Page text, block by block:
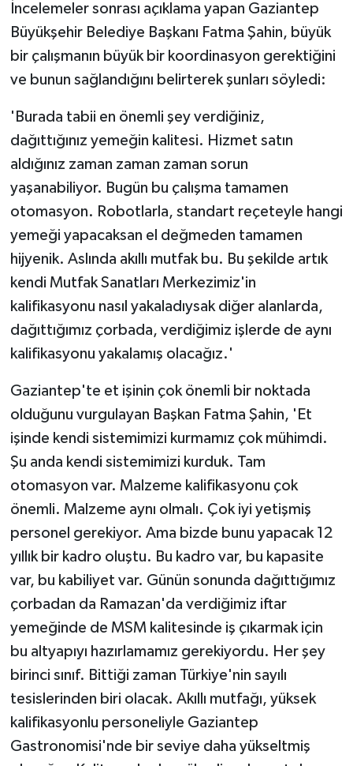
İncelemeler sonrası açıklama yapan Gaziantep
Büyükşehir Belediye Başkanı Fatma Şahin, büyük
bir çalışmanın büyük bir koordinasyon gerektiğini
ve bunun sağlandığını belirterek şunları söyledi:
'Burada tabii en önemli şey verdiğiniz,
dağıttığınız yemeğin kalitesi. Hizmet satın
aldığınız zaman zaman zaman sorun
yaşanabiliyor. Bugün bu çalışma tamamen
otomasyon. Robotlarla, standart reçeteyle hangi
yemeği yapacaksan el değmeden tamamen
hijyenik. Aslında akıllı mutfak bu. Bu şekilde artık
kendi Mutfak Sanatları Merkezimiz'in
kalifikasyonu nasıl yakaladıysak diğer alanlarda,
dağıttığımız çorbada, verdiğimiz işlerde de aynı
kalifikasyonu yakalamış olacağız.'
Gaziantep'te et işinin çok önemli bir noktada
olduğunu vurgulayan Başkan Fatma Şahin, 'Et
işinde kendi sistemimizi kurmamız çok mühimdi.
Şu anda kendi sistemimizi kurduk. Tam
otomasyon var. Malzeme kalifikasyonu çok
önemli. Malzeme aynı olmalı. Çok iyi yetişmiş
personel gerekiyor. Ama bizde bunu yapacak 12
yıllık bir kadro oluştu. Bu kadro var, bu kapasite
var, bu kabiliyet var. Günün sonunda dağıttığımız
çorbadan da Ramazan'da verdiğimiz iftar
yemeğinde de MSM kalitesinde iş çıkarmak için
bu altyapıyı hazırlamamız gerekiyordu. Her şey
birinci sınıf. Bittiği zaman Türkiye'nin sayılı
tesislerinden biri olacak. Akıllı mutfağı, yüksek
kalifikasyonlu personeliyle Gaziantep
Gastronomisi'nde bir seviye daha yükseltmiş